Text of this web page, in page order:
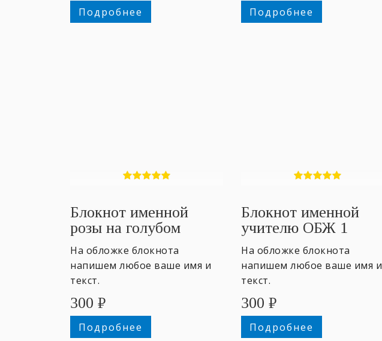
Подробнее Подробнее
Блокнот именной
розы на голубом
На обложке блокнота
напишем любое ваше имя и
текст.
300 ₽
Подробнее
Блокнот именной
учителю ОБЖ 1
На обложке блокнота
напишем любое ваше имя и
текст.
300 ₽
Подробнее